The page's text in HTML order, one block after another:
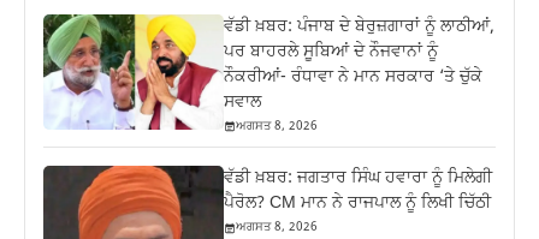
ਵੱਡੀ ਖ਼ਬਰ: ਪੰਜਾਬ ਦੇ ਬੇਰੁਜ਼ਗਾਰਾਂ ਨੂੰ ਲਾਠੀਆਂ,
ਪਰ ਬਾਹਰਲੇ ਸੂਬਿਆਂ ਦੇ ਨੌਜਵਾਨਾਂ ਨੂੰ
ਨੌਕਰੀਆਂ- ਰੰਧਾਵਾ ਨੇ ਮਾਨ ਸਰਕਾਰ ‘ਤੇ ਚੁੱਕੇ
ਸਵਾਲ
ਅਗਸਤ 8, 2026
ਵੱਡੀ ਖ਼ਬਰ: ਜਗਤਾਰ ਸਿੰਘ ਹਵਾਰਾ ਨੂੰ ਮਿਲੇਗੀ
ਪੈਰੋਲ? CM ਮਾਨ ਨੇ ਰਾਜਪਾਲ ਨੂੰ ਲਿਖੀ ਚਿੱਠੀ
ਅਗਸਤ 8, 2026